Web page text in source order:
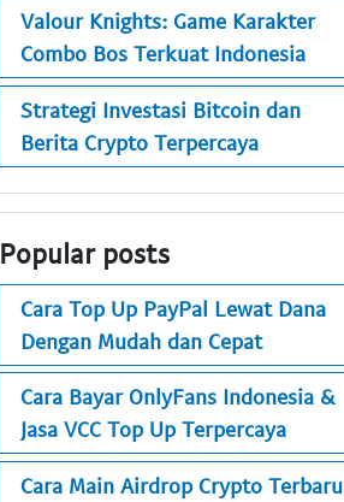
Valour Knights: Game Karakter
Combo Bos Terkuat Indonesia
Strategi Investasi Bitcoin dan
Berita Crypto Terpercaya
Popular posts
Cara Top Up PayPal Lewat Dana
Dengan Mudah dan Cepat
Cara Bayar OnlyFans Indonesia &
Jasa VCC Top Up Terpercaya
Cara Main Airdrop Crypto Terbaru